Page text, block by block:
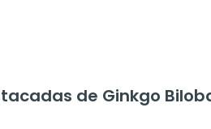
de Ginkgo